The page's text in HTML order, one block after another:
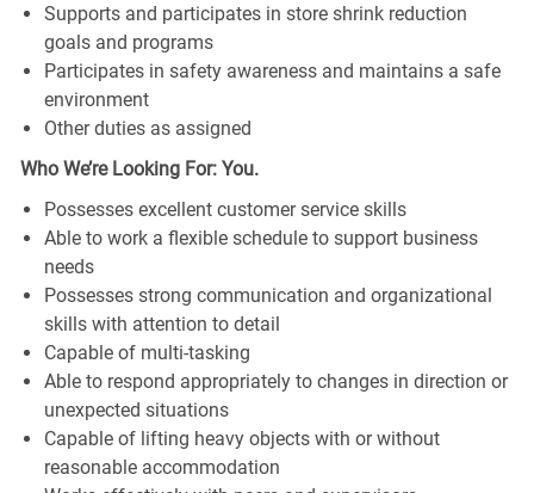
Supports and participates in store shrink reduction
goals and programs
Participates in safety awareness and maintains a safe
environment
Other duties as assigned
Who We’re Looking For: You.
Possesses excellent customer service skills
Able to work a flexible schedule to support business
needs
Possesses strong communication and organizational
skills with attention to detail
Capable of multi-tasking
Able to respond appropriately to changes in direction or
unexpected situations
Capable of lifting heavy objects with or without
reasonable accommodation